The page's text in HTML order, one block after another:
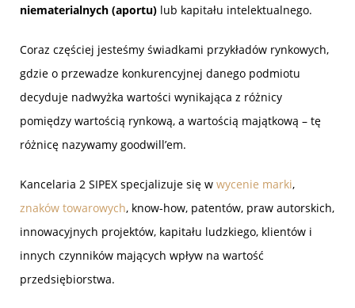
niematerialnych (aportu) lub kapitału intelektualnego.
Coraz częściej jesteśmy świadkami przykładów rynkowych,
gdzie o przewadze konkurencyjnej danego podmiotu
decyduje nadwyżka wartości wynikająca z różnicy
pomiędzy wartością rynkową, a wartością majątkową – tę
różnicę nazywamy goodwill’em.
Kancelaria 2 SIPEX specjalizuje się w wycenie marki,
znaków towarowych, know-how, patentów, praw autorskich,
innowacyjnych projektów, kapitału ludzkiego, klientów i
innych czynników mających wpływ na wartość
przedsiębiorstwa.